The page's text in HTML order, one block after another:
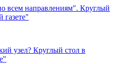
всем направлениям". Круглый
газете"
узел? Круглый стол в